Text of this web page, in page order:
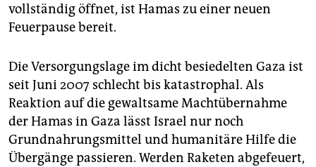
vollständig öffnet, ist Hamas zu einer neuen
Feuerpause bereit.
Die Versorgungslage im dicht besiedelten Gaza ist
seit Juni 2007 schlecht bis katastrophal. Als
Reaktion auf die gewaltsame Machtübernahme
der Hamas in Gaza lässt Israel nur noch
Grundnahrungsmittel und humanitäre Hilfe die
Übergänge passieren. Werden Raketen abgefeuert,